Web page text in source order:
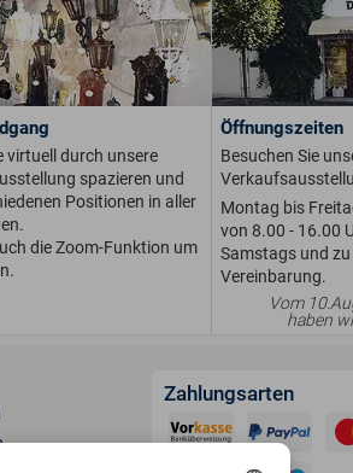
virtuell durch unsere
spazieren und
Positionen in aller
die Zoom-Funktion um
Öffnungszeiten
Besuchen Sie
Montag bis
von 8.00 - 16.00
Samstags und
Vereinbarung.
Vom
haben
Zahlungsarten